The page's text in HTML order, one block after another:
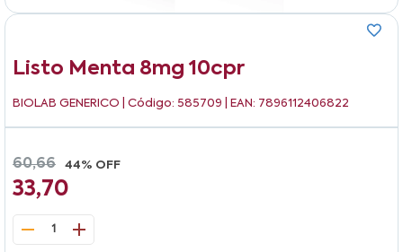
Listo Menta 8mg 10cpr
BIOLAB GENERICO | Código: 585709 | EAN: 7896112406822
60,66 44% OFF
33,70
1